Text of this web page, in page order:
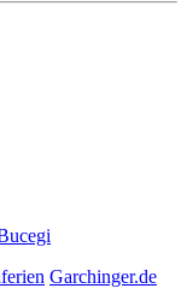
Garchinger.de